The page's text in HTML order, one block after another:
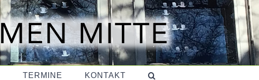
TERMINE KONTAKT